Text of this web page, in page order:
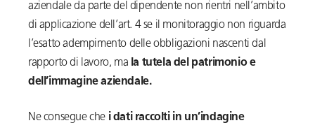
aziendale da parte del dipendente non rientri nell’ambito
di applicazione dell’art. 4 se il monitoraggio non riguarda
l’esatto adempimento delle obbligazioni nascenti dal
rapporto di lavoro, ma la tutela del patrimonio e
dell’immagine aziendale.
Ne consegue che i dati raccolti in un’indagine